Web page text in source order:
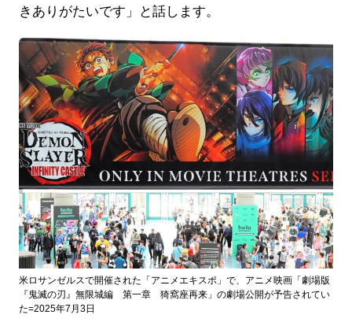
きありがたいです」と話します。
米ロサンゼルスで開催された「アニメエキスポ」で、アニメ映画「劇場版
『鬼滅の刃』無限城編 第一章 猗窩座再来」の劇場公開が予告されてい
た=2025年7月3日